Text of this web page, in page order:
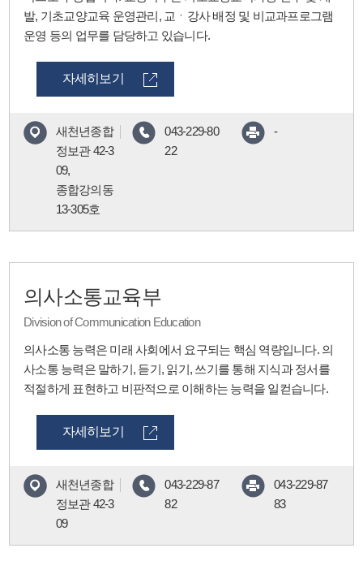
발, 기초교양교육 운영관리, 교ㆍ강사 배정 및 비교과프로그램
운영 등의 업무를 담당하고 있습니다.
자세히보기
새천년종합
정보관 42-3
09,
종합강의동
13-305호
043-229-80
22
-
의사소통교육부
Division of Communication Education
의사소통 능력은 미래 사회에서 요구되는 핵심 역량입니다. 의
사소통 능력은 말하기, 듣기, 읽기, 쓰기를 통해 지식과 정서를
적절하게 표현하고 비판적으로 이해하는 능력을 일컫습니다.
자세히보기
새천년종합
정보관 42-3
09
043-229-87
82
043-229-87
83